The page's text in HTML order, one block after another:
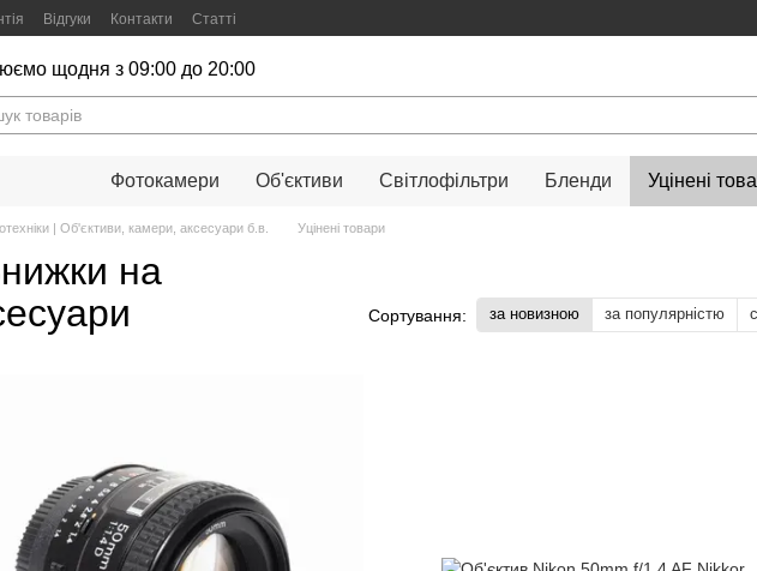
Відгуки Контакти Статті
щодня з 09:00 до 20:00
Фотокамери Об'єктиви Світлофільтри Бленди Уцінені
| Об'єктиви, камери, аксесуари б.в. Уцінені товари
на
Сортування: за новизною за популярністю